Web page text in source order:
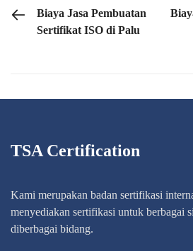
PREVIOUS POST
Biaya Jasa Pembuatan
Sertifikat ISO di Palu
TSA Certification
Kami merupakan badan sertifikasi
menyediakan sertifikasi untuk berbagai
diberbagai bidang.